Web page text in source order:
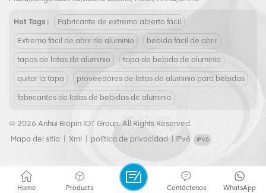
Hot Tags : Fabricante de extremo abierto fácil
Extremo fácil de abrir de aluminio bebida fácil de abrir
tapas de latas de aluminio tapa de bebida de aluminio
quitar la tapa proveedores de latas de aluminio para bebidas
fabricantes de latas de bebidas de aluminio
© 2026 Anhui Biopin IOT Group. All Rights Reserved.
Mapa del sitio
Xml política de privacidad IPv6
Home Products WhatsApp
Contáctenos